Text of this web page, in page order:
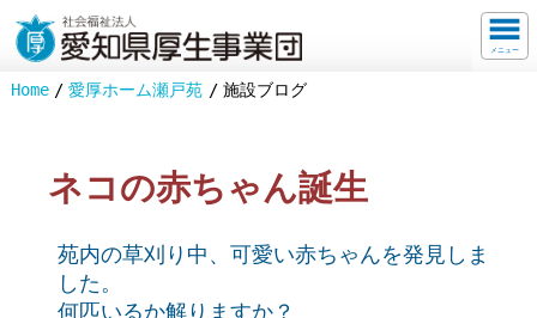
メニュー
Home 愛厚ホーム瀬戸苑 施設ブログ
ネコの赤ちゃん誕生
苑内の草刈り中、可愛い赤ちゃんを発見しま
した。
何匹いるか解りますか？